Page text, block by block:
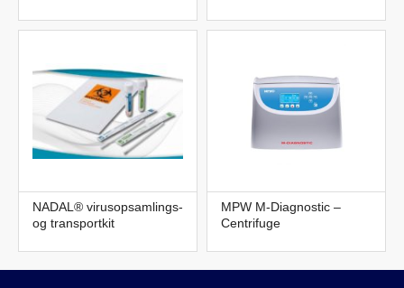
NADAL® virusopsamlings-
og transportkit
MPW M-Diagnostic –
Centrifuge